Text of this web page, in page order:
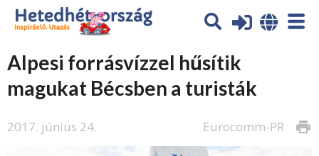
Alpesi forrásvízzel hűsítik
magukat Bécsben a turisták
2017. június 24. print
Eurocomm-PR